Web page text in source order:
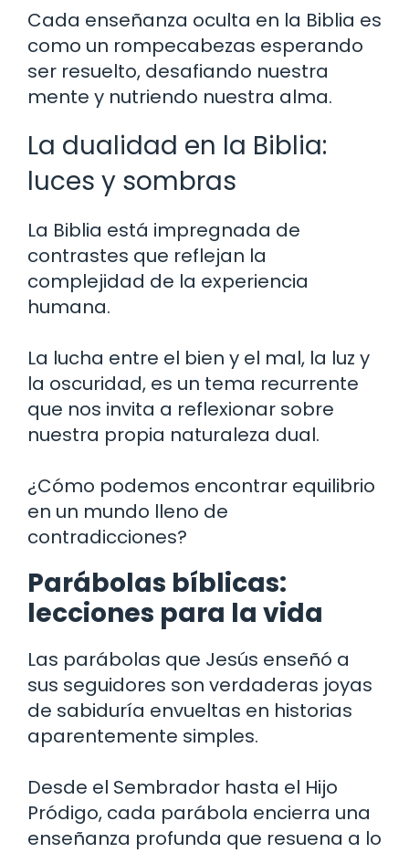
Cada enseñanza oculta en la Biblia es
como un rompecabezas esperando
ser resuelto, desafiando nuestra
mente y nutriendo nuestra alma.
La dualidad en la Biblia:
luces y sombras
La Biblia está impregnada de
contrastes que reflejan la
complejidad de la experiencia
humana.
La lucha entre el bien y el mal, la luz y
la oscuridad, es un tema recurrente
que nos invita a reflexionar sobre
nuestra propia naturaleza dual.
¿Cómo podemos encontrar equilibrio
en un mundo lleno de
contradicciones?
Parábolas bíblicas:
lecciones para la vida
Las parábolas que Jesús enseñó a
sus seguidores son verdaderas joyas
de sabiduría envueltas en historias
aparentemente simples.
Desde el Sembrador hasta el Hijo
Pródigo, cada parábola encierra una
enseñanza profunda que resuena a lo